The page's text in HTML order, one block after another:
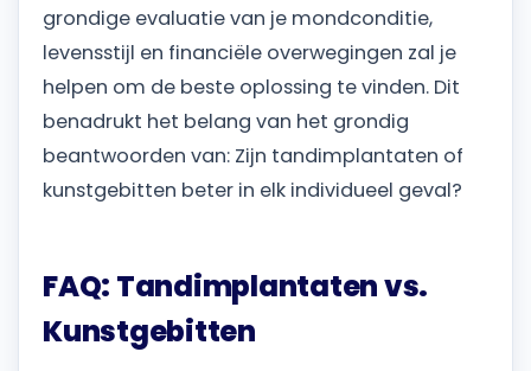
grondige evaluatie van je mondconditie,
levensstijl en financiële overwegingen zal je
helpen om de beste oplossing te vinden. Dit
benadrukt het belang van het grondig
beantwoorden van: Zijn tandimplantaten of
kunstgebitten beter in elk individueel geval?
FAQ: Tandimplantaten vs.
Kunstgebitten